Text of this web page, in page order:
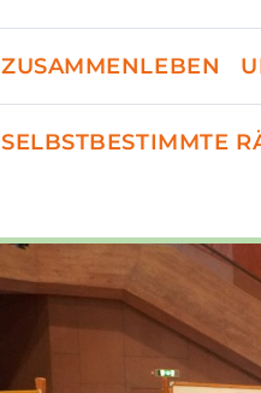
ZUSAMMENLEBEN
SELBSTBESTIMMTE